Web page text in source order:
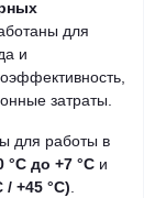
для
и
затраты.
для работы в
°C до +7 °C и
/ +45 °C)